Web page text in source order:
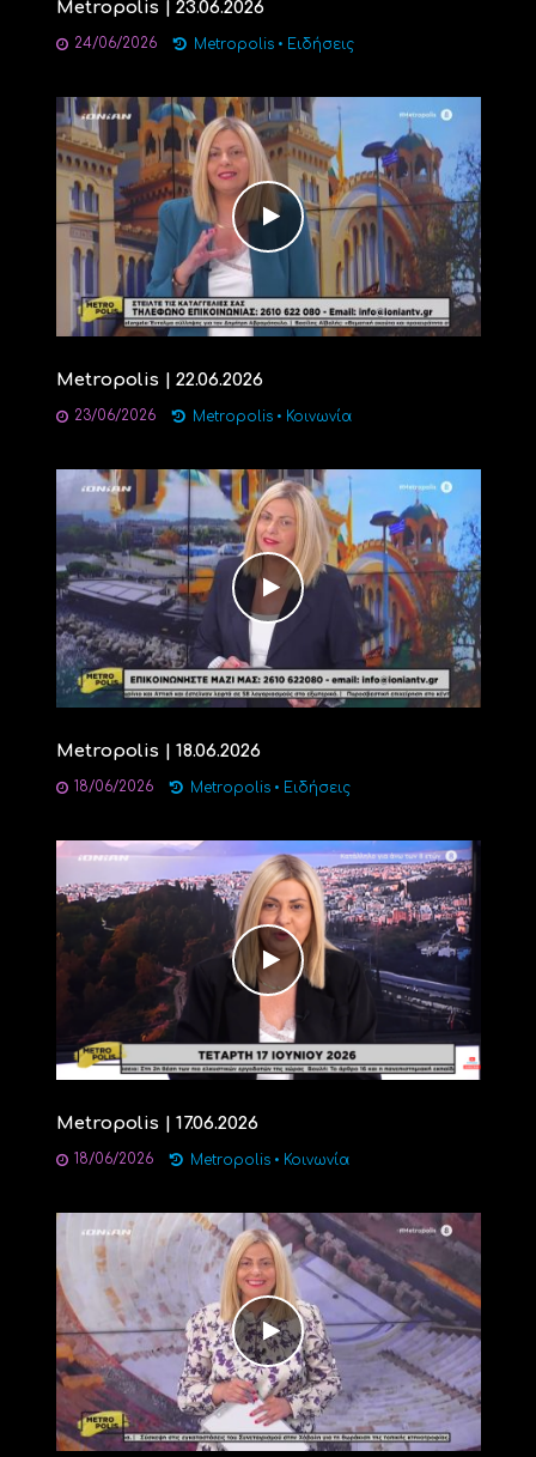
Metropolis | 23.06.2026
24/06/2026 Metropolis • Ειδήσεις
Metropolis | 22.06.2026
23/06/2026 Metropolis • Κοινωνία
Metropolis | 18.06.2026
18/06/2026 Metropolis • Ειδήσεις
Metropolis | 17.06.2026
18/06/2026 Metropolis • Κοινωνία